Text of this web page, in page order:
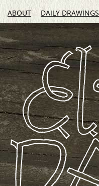
ABOUT DAILY DRAWINGS